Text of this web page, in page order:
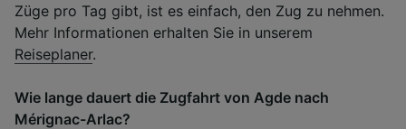
Züge pro Tag gibt, ist es einfach, den Zug zu nehmen.
Mehr Informationen erhalten Sie in unserem
Reiseplaner.
Wie lange dauert die Zugfahrt von Agde nach
Mérignac-Arlac?